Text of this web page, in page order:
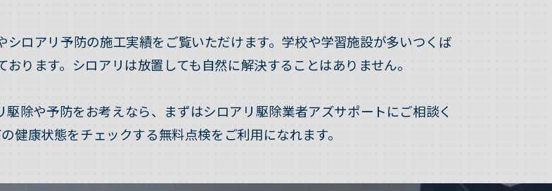
ロアリ予防の施工実績をご覧いただけます。学校や学習施設が多いつくば
ります。シロアリは放置しても自然に解決することはありません。
除や予防をお考えなら、まずはシロアリ駆除業者アズサポートにご相談く
健康状態をチェックする無料点検をご利用になれます。